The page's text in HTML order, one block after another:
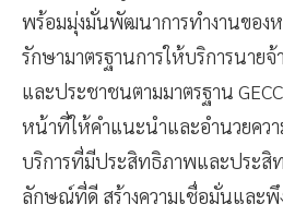
พร้อมมุ่งมั่นพัฒนาการทำงานของ
รักษามาตรฐานการให้บริการนาย
และประชาชนตามมาตรฐาน
หน้าที่ให้คำแนะนำและอำนวยควา
บริการที่มีประสิทธิภาพและประสิ
ลักษณ์ที่ดี สร้างความเชื่อมั่นและพึ